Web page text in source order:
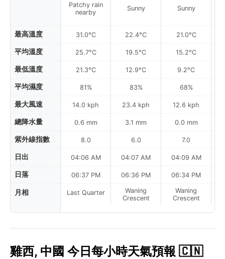
最高溫度
平均溫度
最低溫度
平均濕度
最大風速
總降水量
紫外線指數
日出
日落
月相
Patchy rain
nearby
31.0°C
25.7°C
21.3°C
81%
14.0 kph
0.6 mm
8.0
04:06 AM
06:37 PM
Last Quarter
Sunny
22.4°C
19.5°C
12.9°C
83%
23.4 kph
3.1 mm
6.0
04:07 AM
06:36 PM
Waning
Crescent
Sunny
21.0°C
15.2°C
9.2°C
68%
12.6 kph
0.0 mm
7.0
04:09 AM
06:34 PM
Waning
Crescent
雞西, 中國 今日每小時天氣預報 🇨🇳